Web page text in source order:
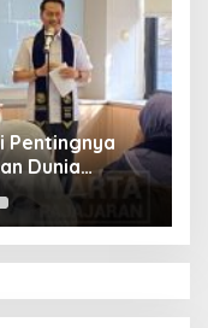
Pentingnya
Dunia